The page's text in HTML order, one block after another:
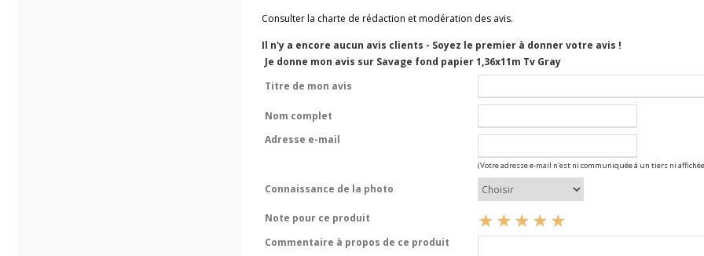
Consulter la charte de rédaction et modération des avis.
Il n'y a encore aucun avis clients - Soyez le premier à donner votre avis !
Je donne mon avis sur Savage fond papier 1,36x11m Tv Gray
Titre de mon avis
Nom complet
Adresse e-mail
(Votre adresse e-mail n'est ni communiquée à un tiers ni
Connaissance de la photo
Note pour ce produit
Commentaire à propos de ce produit